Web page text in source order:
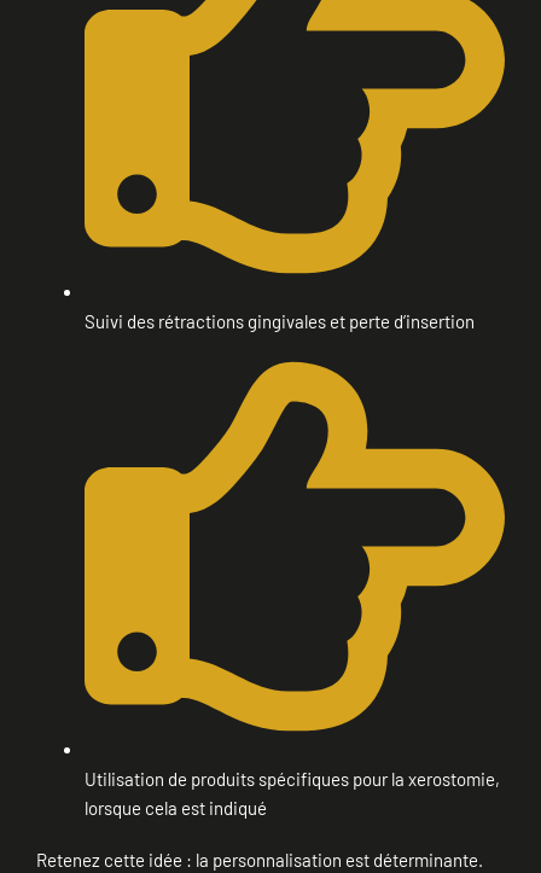
Suivi des rétractions gingivales et perte d’insertion
Utilisation de produits spécifiques pour la xerostomie,
lorsque cela est indiqué
Retenez cette idée : la personnalisation est déterminante.